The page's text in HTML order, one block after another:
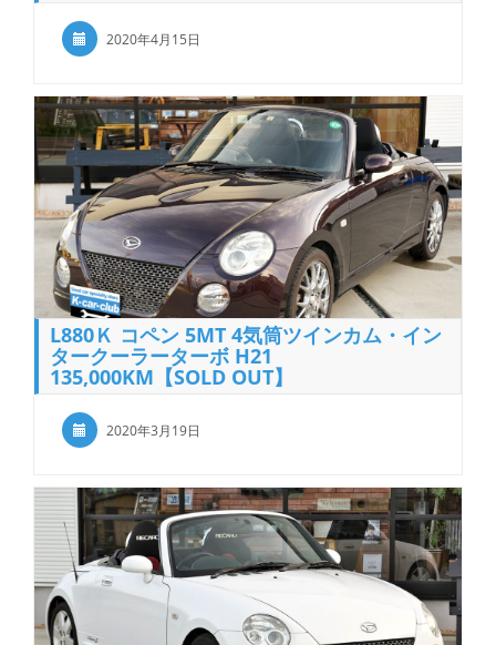
2020年4月15日
L880Ｋ コペン 5MT 4気筒ツインカム・イン
タークーラーターボ H21
135,000KM【SOLD OUT】
2020年3月19日